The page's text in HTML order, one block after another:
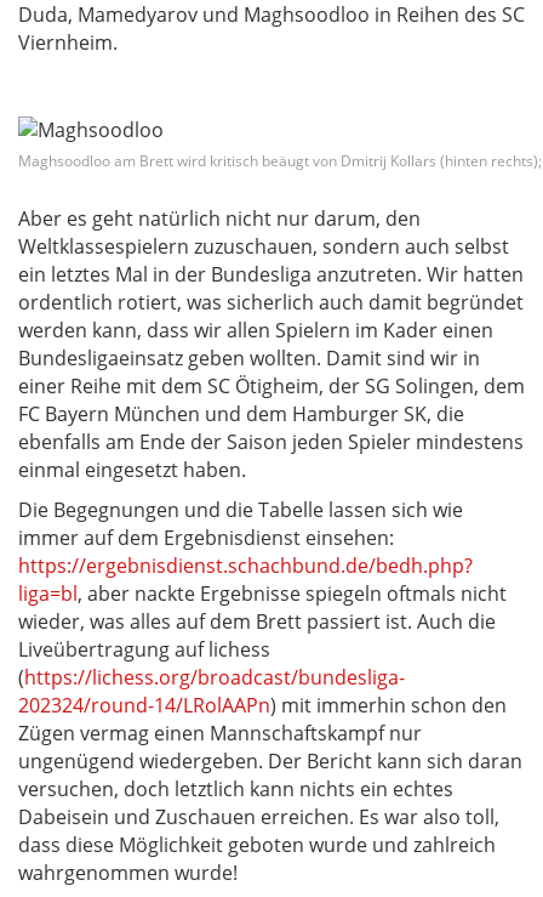
Duda, Mamedyarov und Maghsoodloo in Reihen des SC
Viernheim.
Maghsoodloo am Brett wird kritisch beäugt von Dmitrij Kollars (hinten
Aber es geht natürlich nicht nur darum, den
Weltklassespielern zuzuschauen, sondern auch selbst
ein letztes Mal in der Bundesliga anzutreten. Wir hatten
ordentlich rotiert, was sicherlich auch damit begründet
werden kann, dass wir allen Spielern im Kader einen
Bundesligaeinsatz geben wollten. Damit sind wir in
einer Reihe mit dem SC Ötigheim, der SG Solingen, dem
FC Bayern München und dem Hamburger SK, die
ebenfalls am Ende der Saison jeden Spieler mindestens
einmal eingesetzt haben.
Die Begegnungen und die Tabelle lassen sich wie
immer auf dem Ergebnisdienst einsehen:
https://ergebnisdienst.schachbund.de/bedh.php?
liga=bl, aber nackte Ergebnisse spiegeln oftmals nicht
wieder, was alles auf dem Brett passiert ist. Auch die
Liveübertragung auf lichess
(https://lichess.org/broadcast/bundesliga-
202324/round-14/LRolAAPn) mit immerhin schon den
Zügen vermag einen Mannschaftskampf nur
ungenügend wiedergeben. Der Bericht kann sich daran
versuchen, doch letztlich kann nichts ein echtes
Dabeisein und Zuschauen erreichen. Es war also toll,
dass diese Möglichkeit geboten wurde und zahlreich
wahrgenommen wurde!